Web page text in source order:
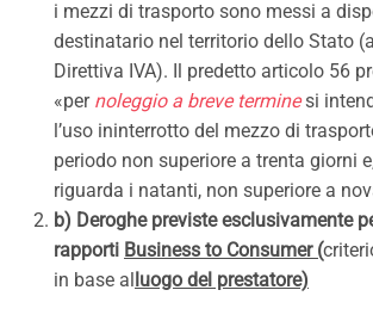
i mezzi di trasporto sono messi a
destinatario nel territorio dello Stato
Direttiva IVA). Il predetto articolo 56
«per noleggio a breve terminesi
l’uso ininterrotto del mezzo di
periodo non superiore a trenta giorni
riguarda i natanti, non superiore a
b) Deroghe previste esclusivamente
rapporti Business to Consumer (
in base alluogo del prestatore)